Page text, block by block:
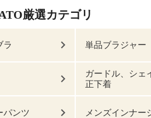
厳選カテゴリ
ラ 単品ブラジャー
ガードル、シェ
正下着
パンツ メンズインナー